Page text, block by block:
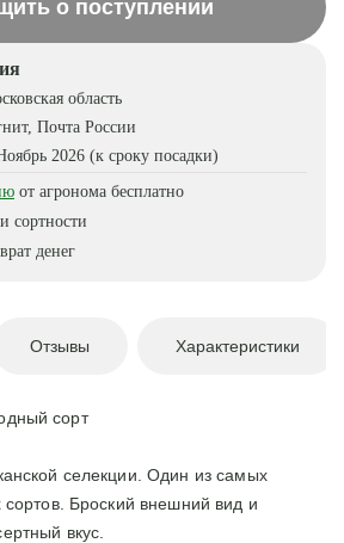
о поступлении
область
Почта России
2026 (к сроку посадки)
от агронома бесплатно
сортности
денег
Отзывы Характеристики
сорт
селекции. Один из самых
Броский внешний вид и
вкус.